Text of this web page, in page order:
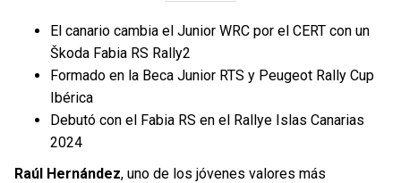
El canario cambia el Junior WRC por el CERT con un
Škoda Fabia RS Rally2
Formado en la Beca Junior RTS y Peugeot Rally Cup
Ibérica
Debutó con el Fabia RS en el Rallye Islas Canarias
2024
Raúl Hernández, uno de los jóvenes valores más